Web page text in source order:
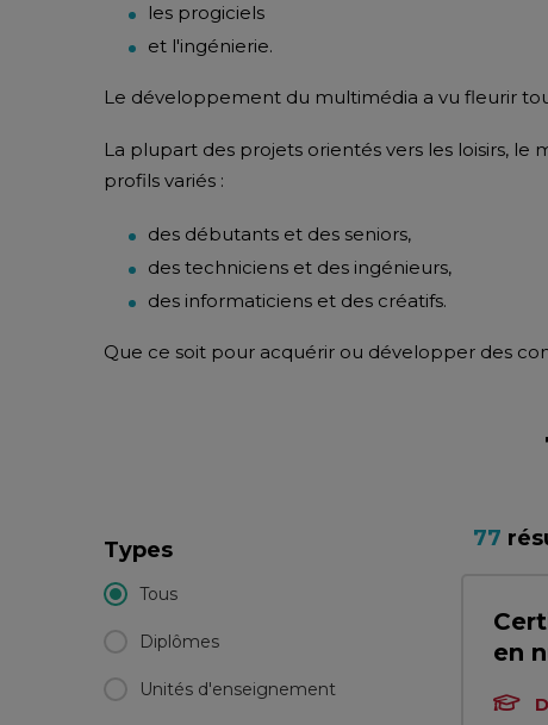
les progiciels
et l'ingénierie.
Le développement du multimédia a vu fleurir
La plupart des projets orientés vers les loisirs,
profils variés :
des débutants et des seniors,
des techniciens et des ingénieurs,
des informaticiens et des créatifs.
Que ce soit pour acquérir ou développer des
Types
Tous
Diplômes
Unités d'enseignement
77
en